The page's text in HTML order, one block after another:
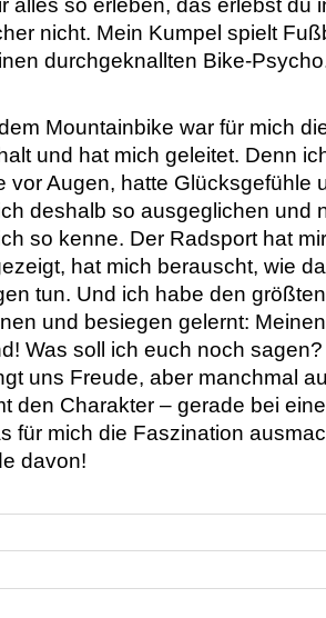
alles so erleben, das erlebst du
nicht. Mein Kumpel spielt
durchgeknallten Bike-
Mountainbike war für mich
und hat mich geleitet. Denn
vor Augen, hatte Glücksgefühle
deshalb so ausgeglichen und
so kenne. Der Radsport hat
hat mich berauscht, wie
tun. Und ich habe den
und besiegen gelernt:
Was soll ich euch noch
uns Freude, aber manchmal
den Charakter – gerade bei
für mich die Faszination
davon!